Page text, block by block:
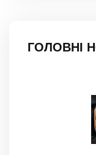
ГОЛОВНІ